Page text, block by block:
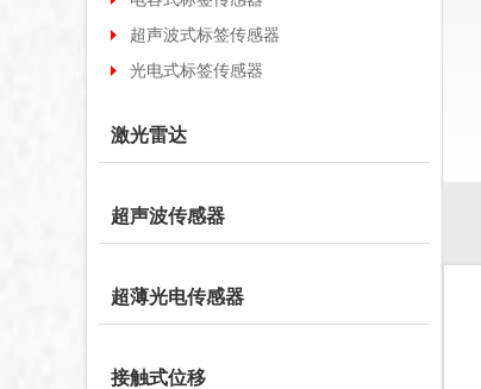
超声波式标签传感器
光电式标签传感器
激光雷达
超声波传感器
超薄光电传感器
接触式位移